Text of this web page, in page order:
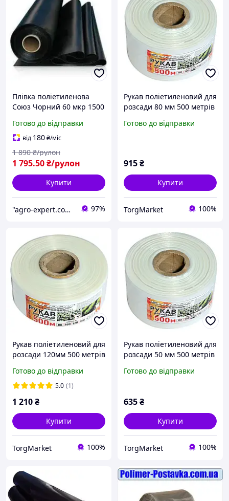
Плівка поліетиленова
Союз Чорний 60 мкр 1500
поліетиленовий чорний
Плівка технічна
Готово до відправки
від 180₴/міс
1 795.50₴/рулон
1 890 ₴/рулон
Купити
"agro-expert.com.ua": Ваш якісний урожай! 97%
Рукав поліетиленовий для
розсади 80 мм 500 метрів
Готово до відправки
915₴
Купити
TorgMarket 100%
Рукав поліетиленовий для
розсади 120мм 500 метрів
Готово до відправки
5.0 (1)
1 210₴
Купити
TorgMarket 100%
Рукав поліетиленовий для
розсади 50 мм 500 метрів
Готово до відправки
635₴
Купити
TorgMarket 100%